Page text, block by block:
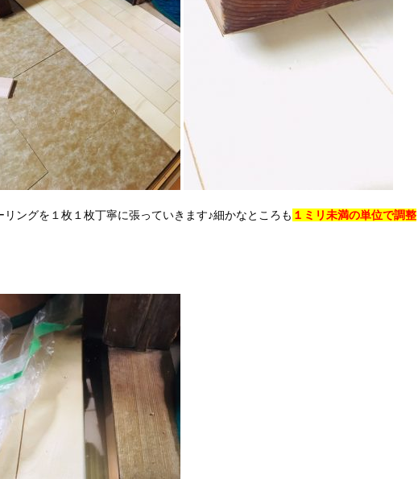
リングを１枚１枚丁寧に張っていきます♪細かなところも １ミリ未満の単位で調整